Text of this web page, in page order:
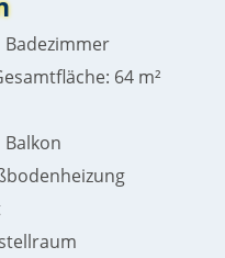
Badezimmer
64 m²
Balkon